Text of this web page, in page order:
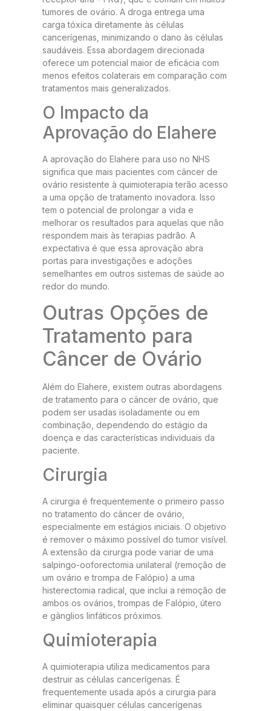
tumores de ovário. A droga entrega uma
carga tóxica diretamente às células
cancerígenas, minimizando o dano às células
saudáveis. Essa abordagem direcionada
oferece um potencial maior de eficácia com
menos efeitos colaterais em comparação com
tratamentos mais generalizados.
O Impacto da
Aprovação do Elahere
A aprovação do Elahere para uso no NHS
significa que mais pacientes com câncer de
ovário resistente à quimioterapia terão acesso
a uma opção de tratamento inovadora. Isso
tem o potencial de prolongar a vida e
melhorar os resultados para aquelas que não
respondem mais às terapias padrão. A
expectativa é que essa aprovação abra
portas para investigações e adoções
semelhantes em outros sistemas de saúde ao
redor do mundo.
Outras Opções de
Tratamento para
Câncer de Ovário
Além do Elahere, existem outras abordagens
de tratamento para o câncer de ovário, que
podem ser usadas isoladamente ou em
combinação, dependendo do estágio da
doença e das características individuais da
paciente.
Cirurgia
A cirurgia é frequentemente o primeiro passo
no tratamento do câncer de ovário,
especialmente em estágios iniciais. O objetivo
é remover o máximo possível do tumor visível.
A extensão da cirurgia pode variar de uma
salpingo-ooforectomia unilateral (remoção de
um ovário e trompa de Falópio) a uma
histerectomia radical, que inclui a remoção de
ambos os ovários, trompas de Falópio, útero
e gânglios linfáticos próximos.
Quimioterapia
A quimioterapia utiliza medicamentos para
destruir as células cancerígenas. É
frequentemente usada após a cirurgia para
eliminar quaisquer células cancerígenas